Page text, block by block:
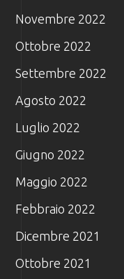
Novembre 2022
Ottobre 2022
Settembre 2022
Agosto 2022
Luglio 2022
Giugno 2022
Maggio 2022
Febbraio 2022
Dicembre 2021
Ottobre 2021